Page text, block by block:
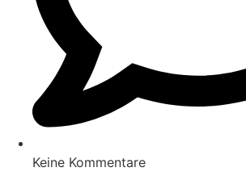
Keine Kommentare